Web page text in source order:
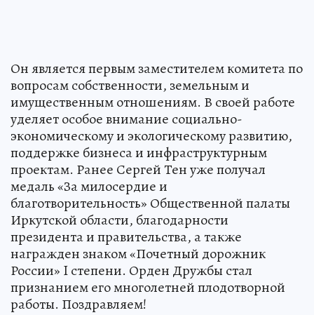
Он является первым заместителем комитета по
вопросам собственности, земельным и
имущественным отношениям. В своей работе
уделяет особое внимание социально-
экономическому и экологическому развитию,
поддержке бизнеса и инфраструктурным
проектам. Ранее Сергей Тен уже получал
медаль «За милосердие и
благотворительность» Общественной палаты
Иркутской области, благодарности
президента и правительства, а также
награжден знаком «Почетный дорожник
России» I степени. Орден Дружбы стал
признанием его многолетней плодотворной
работы. Поздравляем!